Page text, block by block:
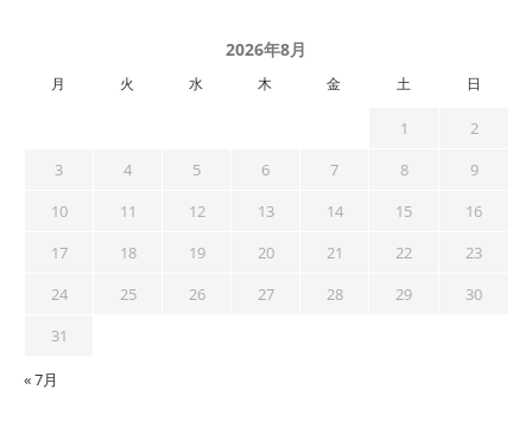
2026年8月
月 火 水 木 金 土 日
1
2
3
4 5 6 7 8
9
10
11 12 13 14 15
16
17
18 19 20 21 22
23
24
25 26 27 28 29
30
31
« 7月